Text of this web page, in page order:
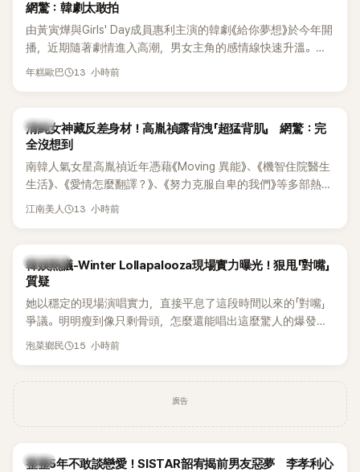
網驚：韓劇太敢拍
由黃寅燁與Girls' Day成員惠利主演的韓劇《給你夢想》於今年開
播，近期隨著劇情進入高潮，男女主角的感情線快速升溫。最
新播出的第8集不僅上演火辣吻戲，更接連出現床戲橋段，讓
年糕歐巴 13 小時前
韓星
清純女神藏反差身材！高胤禎露背洩「超猛背肌」 網驚：完
全沒想到
南韓人氣女星高胤禎近年憑藉《Moving 異能》、《機智住院醫生
生活》、《愛情怎麼翻譯？》、《努力克服自卑的我們》等多部熱門
作品，躍升為韓劇新一代女神代表，不僅演技備受肯定，精緻
細身材下的超狂背肌與肩膀線條，反差感十足，讓不少網友看
傻直呼：「原來她身材這麼猛！」
江南美人 13 小時前
熱議討論
韓娛熱議-Winter Lollapalooza現場實力曝光！狠甩「對嘴」
質疑
她以穩定的現場演唱實力，直接平息了這段時間以來的「對嘴」
爭議。明明瘦到像只剩骨頭，怎麼還能唱出這麼驚人的爆發力
和音量？
泡菜鄉民 15 小時前
廣告
韓星
整整5年不敢談戀愛！SISTAR韶宥揭前男友惡夢 李孝利心